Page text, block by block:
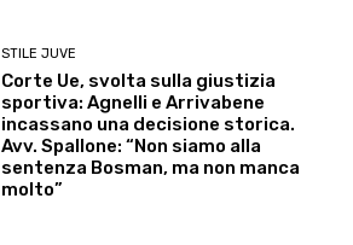
STILE JUVE
Corte Ue, svolta sulla giustizia
sportiva: Agnelli e Arrivabene
incassano una decisione storica.
Avv. Spallone: “Non siamo alla
sentenza Bosman, ma non manca
molto”